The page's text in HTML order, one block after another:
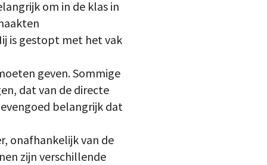
om in de klas in
is gestopt met het vak
geven. Sommige
dat van de directe
belangrijk dat
onafhankelijk van de
zijn verschillende